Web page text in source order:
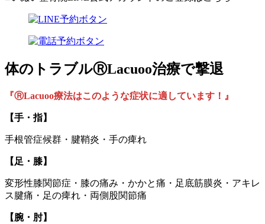
体のトラブルⓇLacuoo治療で撃退
『ⓇLacuoo療法はこのような症状に適しています！』
【手・指】
手根管症候群・腱鞘炎・手の痺れ
【足・膝】
変形性膝関節症・膝の痛み・かかと痛・足底筋膜炎・アキレ
ス腱痛・足の痺れ・両側股関節痛
【腕・肘】